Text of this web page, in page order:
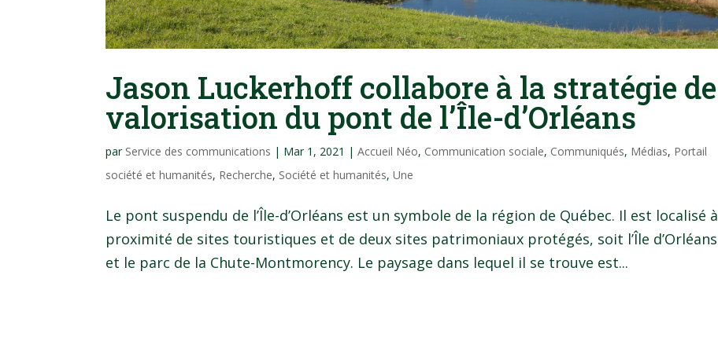
Jason Luckerhoff collabore à la stratégie de
valorisation du pont de l’Île-d’Orléans
par Service des communications | Mar 1, 2021 |Accueil Néo, Communication sociale, Communiqués, Médias, Portail
société et humanités, Recherche, Société et humanités,Une
Le pont suspendu de l’Île-d’Orléans est un symbole de la région de Québec. Il est localisé à
proximité de sites touristiques et de deux sites patrimoniaux protégés, soit l’Île d’Orléans
et le parc de la Chute-Montmorency. Le paysage dans lequel il se trouve est...